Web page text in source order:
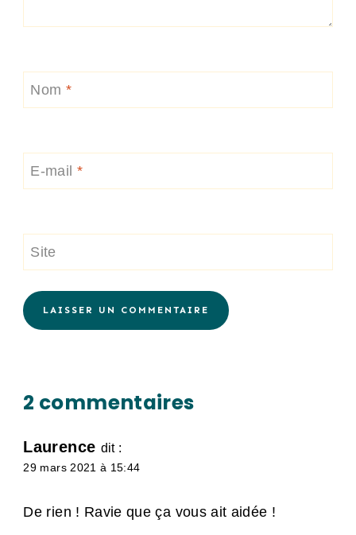
Nom *
E-mail *
Site
2 commentaires
Laurence dit :
29 mars 2021 à 15:44
De rien ! Ravie que ça vous ait aidée !